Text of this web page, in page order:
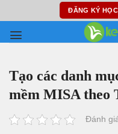
content
ĐĂNG KÝ HỌC
Tạo các danh
mềm MISA theo
Đánh